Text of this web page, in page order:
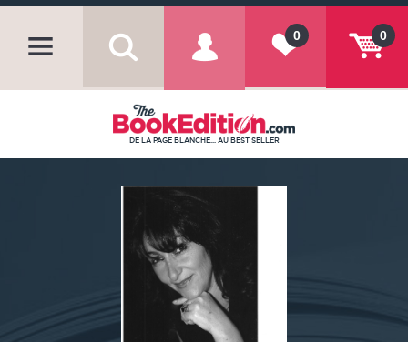
0
0
DE LA PAGE BLANCHE... AU BEST SELLER